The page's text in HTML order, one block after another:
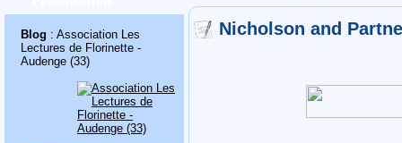
Blog : Association Les
Lectures de Florinette -
Audenge (33)
Nicholson and